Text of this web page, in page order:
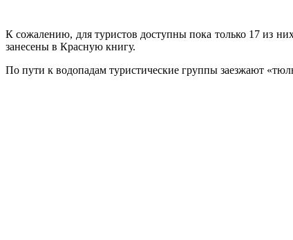
К сожалению, для туристов доступны пока только 17 из
занесены в Красную книгу.
По пути к водопадам туристические группы заезжают